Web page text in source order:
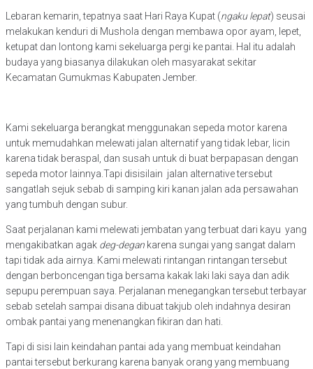
Lebaran kemarin, tepatnya saat Hari Raya Kupat (ngaku lepat) seusai
melakukan kenduri di Mushola dengan membawa opor ayam, lepet,
ketupat dan lontong kami sekeluarga pergi ke pantai. Hal itu adalah
budaya yang biasanya dilakukan oleh masyarakat sekitar
Kecamatan Gumukmas Kabupaten Jember.
Kami sekeluarga berangkat menggunakan sepeda motor karena
untuk memudahkan melewati jalan alternatif yang tidak lebar, licin
karena tidak beraspal, dan susah untuk di buat berpapasan dengan
sepeda motor lainnya.Tapi disisilain jalan alternative tersebut
sangatlah sejuk sebab di samping kiri kanan jalan ada persawahan
yang tumbuh dengan subur.
Saat perjalanan kami melewati jembatan yang terbuat dari kayu yang
mengakibatkan agak deg-degan karena sungai yang sangat dalam
tapi tidak ada airnya. Kami melewati rintangan rintangan tersebut
dengan berboncengan tiga bersama kakak laki laki saya dan adik
sepupu perempuan saya. Perjalanan menegangkan tersebut terbayar
sebab setelah sampai disana dibuat takjub oleh indahnya desiran
ombak pantai yang menenangkan fikiran dan hati.
Tapi di sisi lain keindahan pantai ada yang membuat keindahan
pantai tersebut berkurang karena banyak orang yang membuang